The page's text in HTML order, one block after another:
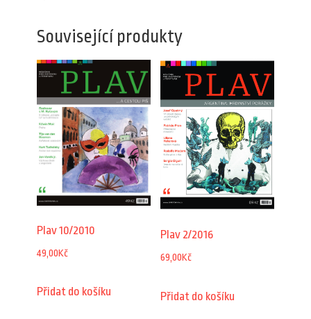
Související produkty
Plav 10/2010
49,00Kč
Přidat do košíku
Plav 2/2016
69,00Kč
Přidat do košíku